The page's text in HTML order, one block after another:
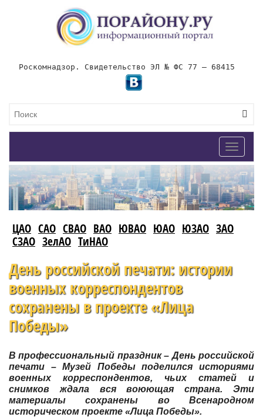
Роскомнадзор. Свидетельство ЭЛ № ФС 77 – 68415
Toggle
ЦАО САО СВАО ВАО ЮВАО ЮАО ЮЗАО ЗАО
СЗАО ЗелАО ТиНАО
День российской печати: истории
военных корреспондентов
сохранены в проекте «Лица
Победы»
В профессиональный праздник – День российской
печати – Музей Победы поделился историями
военных корреспондентов, чьих статей и
снимков ждала вся воюющая страна. Эти
материалы сохранены во Всенародном
историческом проекте «Лица Победы».